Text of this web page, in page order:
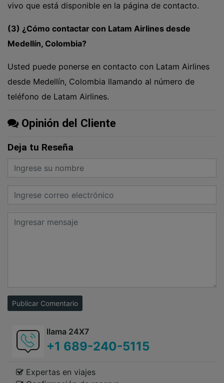
vivo que está disponible en la página de contacto.
(3) ¿Cómo contactar con Latam Airlines desde
Medellín, Colombia?
Usted puede ponerse en contacto con Latam Airlines
desde Medellín, Colombia llamando al número de
teléfono de Latam Airlines.
Opinión del Cliente
Deja tu Reseña
Publicar Comentario
llama 24X7
+1 689-240-5115
Expertas en viajes